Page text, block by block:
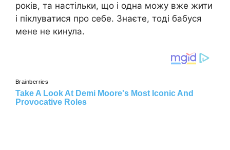
років, та настільки, що і одна можу вже жити
і піклуватися про себе. Знаєте, тоді бабуся
мене не кинула.